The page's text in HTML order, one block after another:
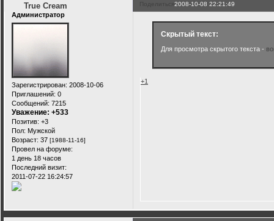
Поделиться2008-10-08 22:21:49
True Cream
Администратор
Зарегистрирован: 2008-10-06
Приглашений: 0
Сообщений: 7215
Уважение: +533
Позитив: +3
Пол: Мужской
Возраст: 37 [1988-11-16]
Провел на форуме:
1 день 18 часов
Последний визит:
2011-07-22 16:24:57
Скрытый текст:
Для просмотра скрытого текста -
+1